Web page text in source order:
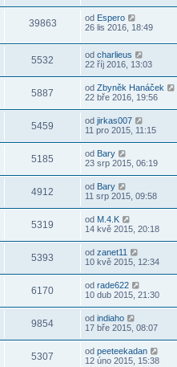
39863 od Espero
26 lis 2016, 18:49
5532 od charlieus
22 říj 2016, 13:03
5887 od Zbyněk Hanáček
22 bře 2016, 19:56
5459 od jirkas007
11 pro 2015, 11:15
5185 od Bary
23 srp 2015, 06:19
4912 od Bary
11 srp 2015, 09:58
5319 od M.4.K
14 kvě 2015, 20:18
5393 od zanet11
10 kvě 2015, 12:34
6170 od rade622
10 dub 2015, 21:30
9854 od indiaho
17 bře 2015, 08:07
5307 od peeteekadan
12 úno 2015, 15:38